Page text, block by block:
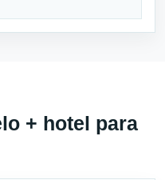
+ hotel para